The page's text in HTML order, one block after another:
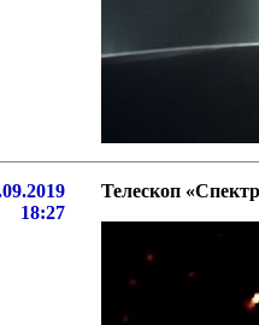
18:27
Телескоп